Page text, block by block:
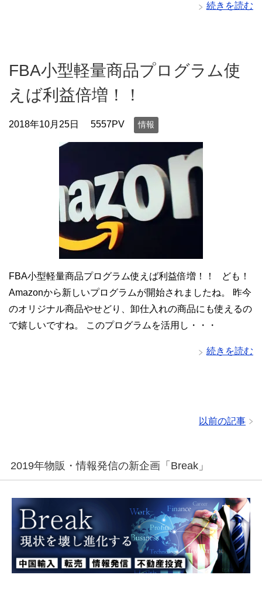
続きを読む
FBA小型軽量商品プログラム使
えば利益倍増！！
2018年10月25日 5557PV 情報
FBA小型軽量商品プログラム使えば利益倍増！！ ども！
Amazonから新しいプログラムが開始されましたね。 昨今
のオリジナル商品やせどり、卸仕入れの商品にも使えるの
で嬉しいですね。 このプログラムを活用し・・・
続きを読む
以前の記事
2019年物販・情報発信の新企画「Break」